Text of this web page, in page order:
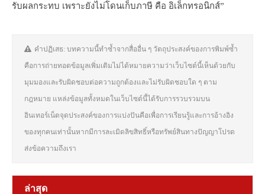
รับผลกระทบ เพราะยังไม่โดนเก็บภาษี คือ อิเล็กทรอนิกส์”
คำปฏิเสธ: บทความนี้ทำซ้ำจากสื่ออื่น ๆ วัตถุประสงค์ของการพิมพ์ซ้ำ
คือการถ่ายทอดข้อมูลเพิ่มเติมไม่ได้หมายความว่าเว็บไซต์นี้เห็นด้วยกับ
มุมมองและรับผิดชอบต่อความถูกต้องและไม่รับผิดชอบใด ๆ ตาม
กฎหมาย แหล่งข้อมูลทั้งหมดในเว็บไซต์นี้ได้รับการรวบรวมบน
อินเทอร์เน็ตจุดประสงค์ของการแบ่งปันคือเพื่อการเรียนรู้และการอ้างอิง
ของทุกคนเท่านั้นหากมีการละเมิดลิขสิทธิ์หรือทรัพย์สินทางปัญญาโปรด
ส่งข้อความถึงเรา
ล่าสุด